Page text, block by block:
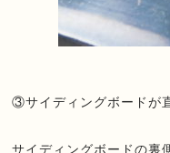
③サイディングボードが
サイディングボードの裏